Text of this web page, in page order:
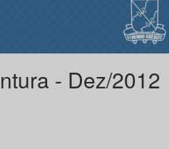
- Dez/2012